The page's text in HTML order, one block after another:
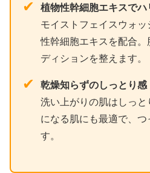
✔
植物性幹細胞エキスでハ
モイストフェイスウォ
性幹細胞エキスを配合
ディションを整えます。
✔
乾燥知らずのしっとり感
洗い上がりの肌はしっ
になる肌にも最適で、
す。